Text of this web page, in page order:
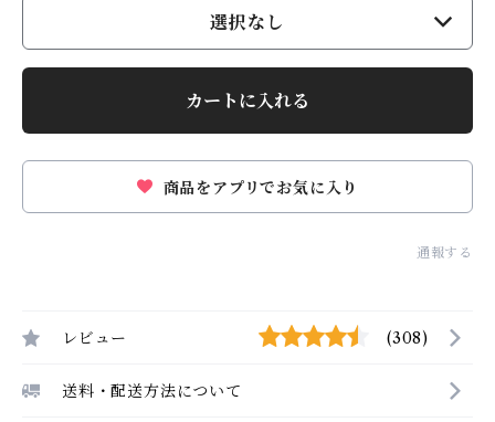
選択なし
カートに入れる
商品をアプリでお気に入り
通報する
レビュー (308)
送料・配送方法について